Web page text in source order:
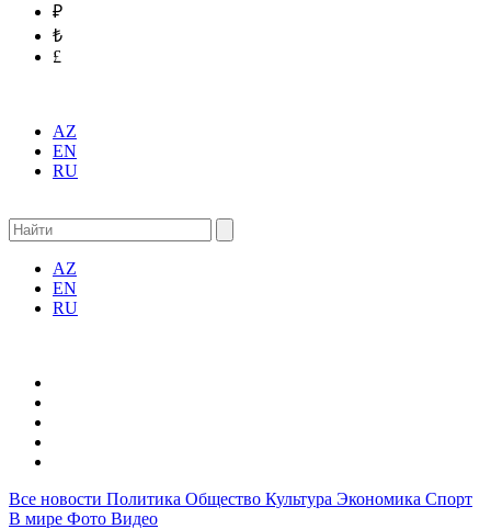
₽
₺
£
AZ
EN
RU
AZ
EN
RU
Все новости Политика Общество Культура Экономика Спорт
В мире Фото Видео